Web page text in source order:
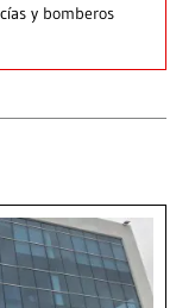
y bomberos